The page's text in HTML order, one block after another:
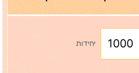
יחידות